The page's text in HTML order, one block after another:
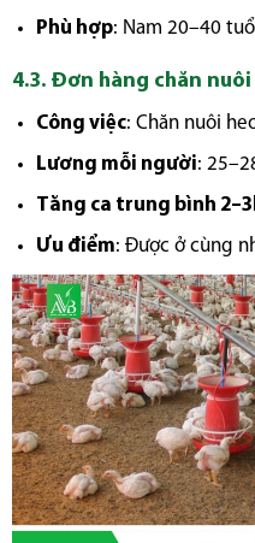
Phù hợp: Nam 20–40
4.3. Đơn hàng chăn
Công việc: Chăn nuôi
Lương mỗi người:
Tăng ca trung bình
Ưu điểm: Được ở cùng